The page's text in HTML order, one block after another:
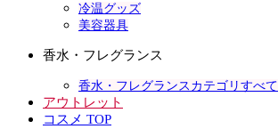
冷温グッズ
美容器具
香水・フレグランス
香水・フレグランスカテゴリすべて
アウトレット
コスメ TOP